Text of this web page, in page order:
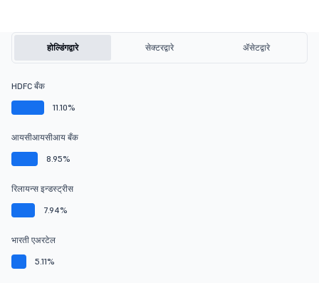
होल्डिंगद्वारे सेक्टरद्वारे ॲसेटद्वारे
HDFC बँक
11.10%
आयसीआयसीआय बँक
8.95%
रिलायन्स इन्डस्ट्रीस
7.94%
भारती एअरटेल
5.11%